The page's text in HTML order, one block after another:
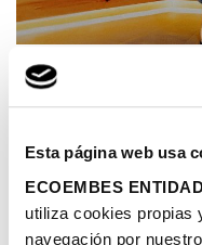
Esta página web usa
ECOEMBES
utiliza cookies propias
navegación por
30/10/2024
conoceremos a
que nominó Tinixara
Compartir: